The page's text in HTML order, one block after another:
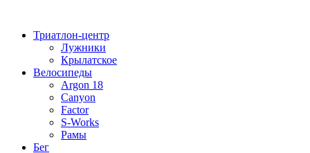
содержимому
Триатлон-центр
Лужники
Крылатское
Велосипеды
Argon 18
Canyon
Factor
S-Works
Рамы
Бег